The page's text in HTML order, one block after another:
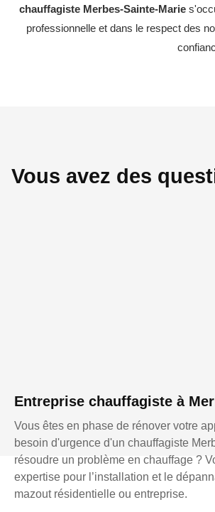
chauffagiste Merbes-Sainte-Marie
professionnelle et dans le respect des
Vous avez des
Entreprise chauffagiste à
Vous êtes en phase de rénover votre
besoin d'urgence d'un chauffagiste
résoudre un problème en chauffage ?
expertise pour l’installation et le
mazout résidentielle ou entreprise.